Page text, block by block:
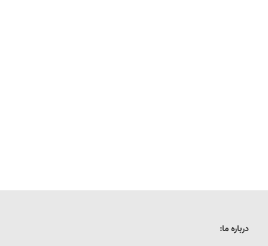
درباره ما: